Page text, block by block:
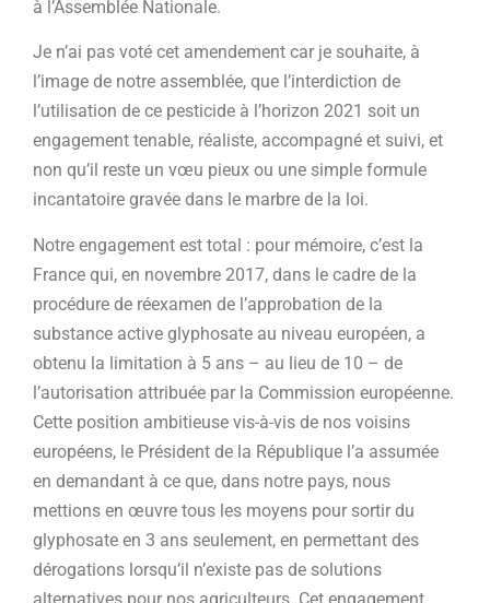
à l’Assemblée Nationale.
Je n’ai pas voté cet amendement car je souhaite, à
l’image de notre assemblée, que l’interdiction de
l’utilisation de ce pesticide à l’horizon 2021 soit un
engagement tenable, réaliste, accompagné et suivi, et
non qu’il reste un vœu pieux ou une simple formule
incantatoire gravée dans le marbre de la loi.
Notre engagement est total : pour mémoire, c’est la
France qui, en novembre 2017, dans le cadre de la
procédure de réexamen de l’approbation de la
substance active glyphosate au niveau européen, a
obtenu la limitation à 5 ans – au lieu de 10 – de
l’autorisation attribuée par la Commission européenne.
Cette position ambitieuse vis-à-vis de nos voisins
européens, le Président de la République l’a assumée
en demandant à ce que, dans notre pays, nous
mettions en œuvre tous les moyens pour sortir du
glyphosate en 3 ans seulement, en permettant des
dérogations lorsqu’il n’existe pas de solutions